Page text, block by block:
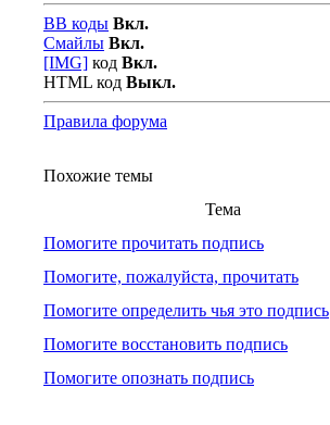
BB коды Вкл.
Смайлы Вкл.
[IMG] код Вкл.
HTML код Выкл.
Правила форума
Похожие темы
Тема
Помогите прочитать подпись
Помогите, пожалуйста, прочитать
Помогите определить чья это подпись
Помогите восстановить подпись
Помогите опознать подпись